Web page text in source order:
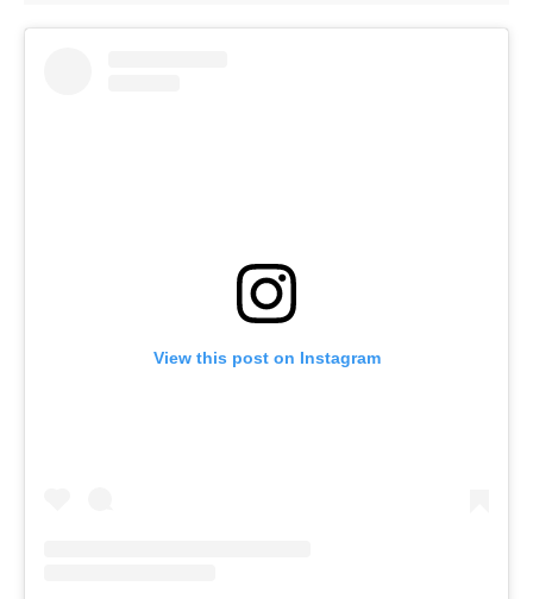
View this post on Instagram